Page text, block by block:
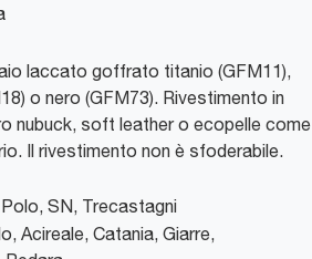
laccato goffrato titanio (GFM11),
o nero (GFM73). Rivestimento in
nubuck, soft leather o ecopelle come
Il rivestimento non è sfoderabile.
SN, Trecastagni
Acireale, Catania, Giarre,